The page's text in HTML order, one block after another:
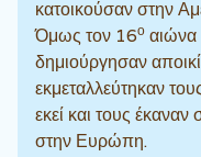
κατοικούσαν στην
Όμως τον 16ο αιώνα
δημιούργησαν
εκμεταλλεύτηκαν
εκεί και τους
στην Ευρώπη.